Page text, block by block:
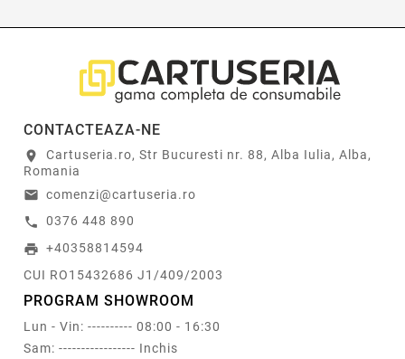
CONTACTEAZA-NE
location_on
Cartuseria.ro, Str Bucuresti nr. 88, Alba Iulia, Alba,
Romania
email comenzi@cartuseria.ro
call 0376 448 890
print +40358814594
CUI RO15432686 J1/409/2003
PROGRAM SHOWROOM
Lun - Vin: ---------- 08:00 - 16:30
Sam: ----------------- Inchis